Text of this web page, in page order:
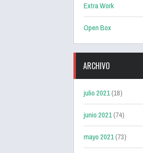
Extra Work
Open Box
ARCHIVO
julio 2021(18)
junio 2021(74)
mayo 2021(73)